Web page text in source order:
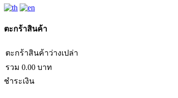
ตะกร้าสินค้า
ตะกร้าสินค้าว่างเปล่า
รวม 0.00 บาท
ชำระเงิน